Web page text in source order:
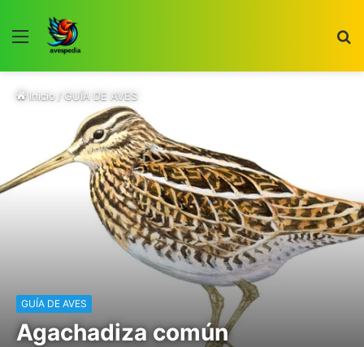
Menú
Inicio/GUÍA DE AVES
GUÍA DE AVES
Agachadiza común